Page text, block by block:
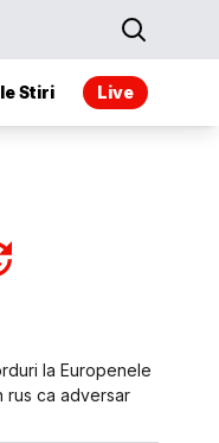
Stiri Live
la Europenele
rus ca adversar